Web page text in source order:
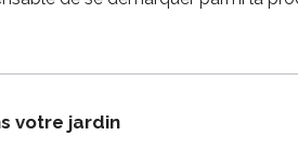
votre jardin